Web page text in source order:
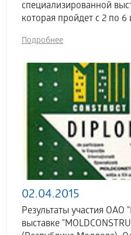
специализированной
которая пройдет с 2 по 6
Подробнее
02.04.2015
Результаты участия
выставке